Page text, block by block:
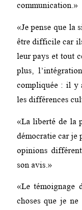
communication.»
«Je pense que la
être difficile car
leur pays et tout
plus,
compliquée : il y
les différences
«La liberté de la
démocratie car je
opinions
son avis.»
«Le témoignage
choses que je